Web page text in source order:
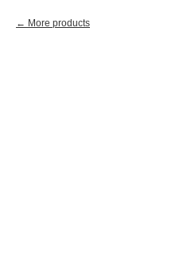
More products